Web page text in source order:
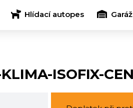
Hlídací autopes Garáž
ISOFIX-